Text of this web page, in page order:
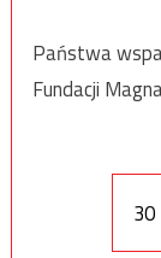
Państwa
Fundacji
30